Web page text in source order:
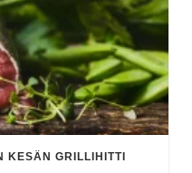
KESÄN GRILLIHITTI